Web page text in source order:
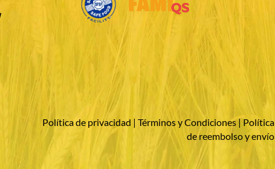
Política de privacidad | Términos y Condiciones| Política
de reembolso y envío